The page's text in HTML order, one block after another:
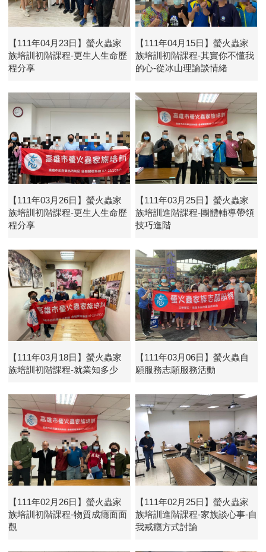
【111年04月23日】螢火蟲家
族培訓初階課程-更生人生命歷
程分享
【111年04月15日】螢火蟲家
族培訓初階課程-其實你不懂我
的心-從冰山理論談情緒
【111年03月26日】螢火蟲家
族培訓初階課程-更生人生命歷
程分享
【111年03月25日】螢火蟲家
族培訓進階課程-團體輔導帶領
技巧進階
【111年03月18日】螢火蟲家
族培訓初階課程-就業知多少
【111年03月06日】螢火蟲自
願服務志願服務活動
【111年02月26日】螢火蟲家
族培訓初階課程-物質成癮面面
觀
【111年02月25日】螢火蟲家
族培訓進階課程-家族談心事-自
我戒癮方式討論